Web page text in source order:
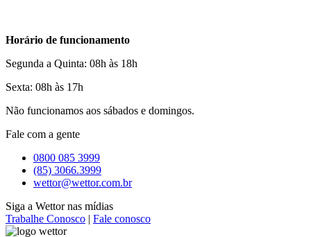
Horário de funcionamento
Segunda a Quinta: 08h às 18h
Sexta: 08h às 17h
Não funcionamos aos sábados e domingos.
Fale com a gente
0800 085 3999
(85) 3066.3999
wettor@wettor.com.br
Siga a Wettor nas mídias
Trabalhe Conosco | Fale conosco